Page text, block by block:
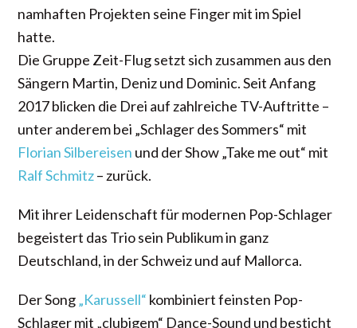
namhaften Projekten seine Finger mit im Spiel
hatte.
Die Gruppe Zeit-Flug setzt sich zusammen aus den
Sängern Martin, Deniz und Dominic. Seit Anfang
2017 blicken die Drei auf zahlreiche TV-Auftritte –
unter anderem bei „Schlager des Sommers“ mit
Florian Silbereisen und der Show „Take me out“ mit
Ralf Schmitz– zurück.
Mit ihrer Leidenschaft für modernen Pop-Schlager
begeistert das Trio sein Publikum in ganz
Deutschland, in der Schweiz und auf Mallorca.
Der Song„Karussell“ kombiniert feinsten Pop-
Schlager mit „clubigem“ Dance-Sound und besticht